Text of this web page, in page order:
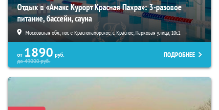
Отдых в «Амакс Курорт ‎Красная Пахра»: 3-разовое
питание, бассейн, сауна
Московская обл., пос-е Краснопахорское, с. Красное, Парковая улица, 10с1
от 1890 руб.
до49000руб.
ПОДРОБНЕЕ